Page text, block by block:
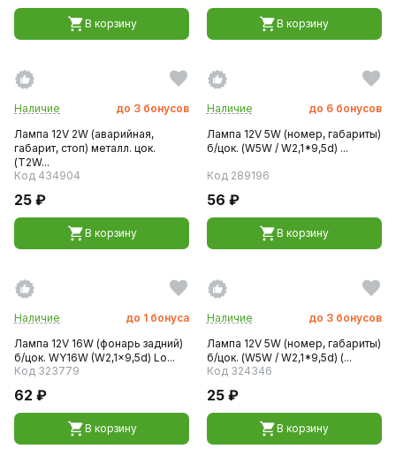
В корзину В корзину
Наличие до 3 бонусов
Лампа 12V 2W (аварийная,
габарит, стоп) металл. цок.
(T2W...
Код 434904
25 ₽
В корзину
Наличие до 6 бонусов
Лампа 12V 5W (номер, габариты)
б/цок. (W5W / W2,1*9,5d) ...
Код 289196
56 ₽
В корзину
Наличие до 1 бонуса
Лампа 12V 16W (фонарь задний)
б/цок. WY16W (W2,1x9,5d) Lo...
Код 323779
62 ₽
В корзину
Наличие до 3 бонусов
Лампа 12V 5W (номер, габариты)
б/цок. (W5W / W2,1*9,5d) (...
Код 324346
25 ₽
В корзину